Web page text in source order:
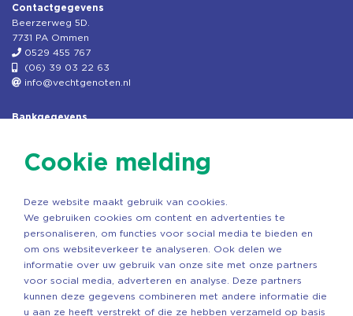
Contactgegevens
Beerzerweg 5D.
7731 PA Ommen
0529 455 767
(06) 39 03 22 63
info@vechtgenoten.nl
Bankgegevens
Rek.nr: NL85RABO0127579230
Copyright ©2026 Vechtgenoten
Cookie melding
Deze website maakt gebruik van cookies.
We gebruiken cookies om content en advertenties te
personaliseren, om functies voor social media te bieden en
om ons websiteverkeer te analyseren. Ook delen we
informatie over uw gebruik van onze site met onze partners
voor social media, adverteren en analyse. Deze partners
kunnen deze gegevens combineren met andere informatie die
u aan ze heeft verstrekt of die ze hebben verzameld op basis